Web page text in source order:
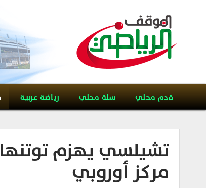
قدم محلي سلة محلي رياضة عربية
تشيلسي يهزم
مركز أوروبي